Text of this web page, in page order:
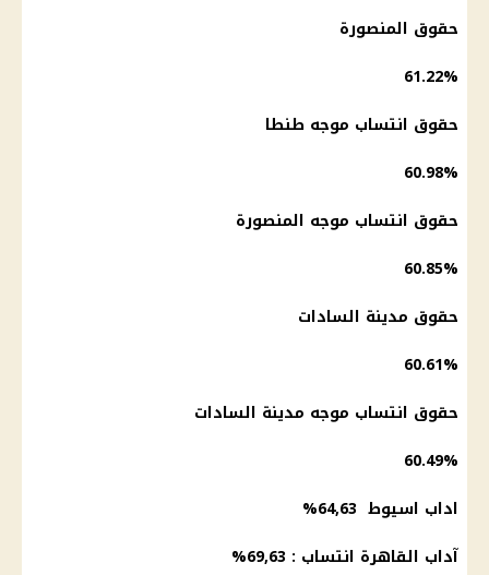
حقوق المنصورة
61.22%
حقوق انتساب موجه طنطا
60.98%
حقوق انتساب موجه المنصورة
60.85%
حقوق مدينة السادات
60.61%
حقوق انتساب موجه مدينة السادات
60.49%
اداب اسيوط 64,63%
آداب القاهرة انتساب : 69,63%